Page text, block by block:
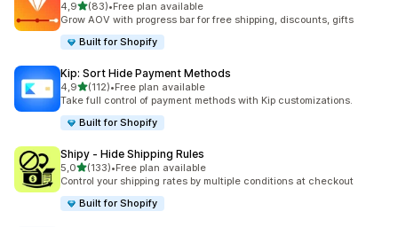
4,95 yıldız üzerinden
(83)
toplam 83 değerlendirme
•Free plan available
Grow AOV with progress bar for free shipping, discounts, gifts
Built for Shopify
Kip: Sort Hide Payment Methods
4,95 yıldız üzerinden
(112)
toplam 112 değerlendirme
•Free plan available
Take full control of payment methods with Kip customizations.
Built for Shopify
Shipy ‑ Hide Shipping Rules
5,05 yıldız üzerinden
(133)
toplam 133 değerlendirme
•Free plan available
Control your shipping rates by multiple conditions at checkout
Built for Shopify